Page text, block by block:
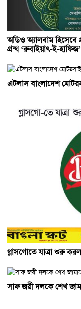
অডিও অ্যালবাম
গ্রন্থ ‘রুবাইয়াৎ-ই-হাফিজ’
এটলাস বাংলাদেশ
গ্লাসগোতে যাত্রা শুরু করল
সাফ জয়ী দলকে শেখ